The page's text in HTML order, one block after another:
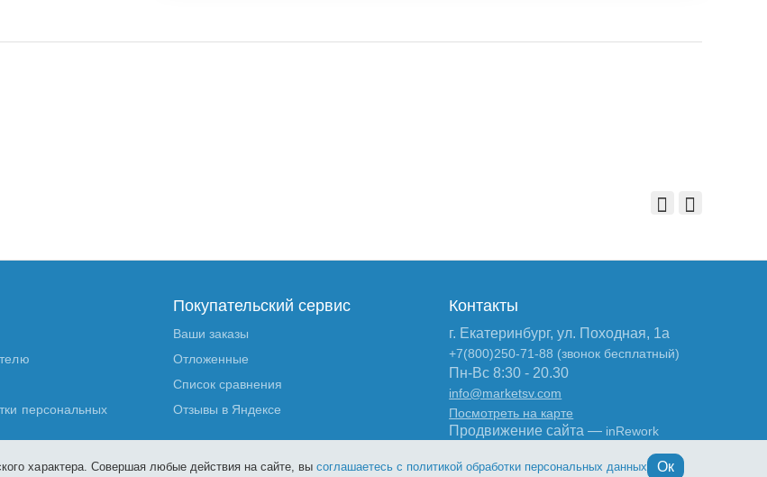
персональных
Покупательский сервис
Ваши заказы
Отложенные
Список сравнения
Отзывы в Яндексе
Контакты
г. Екатеринбург, ул. Походная, 1а
+7(800)250-71-88 (звонок бесплатный)
Пн-Вс 8:30 - 20.30
info@marketsv.com
Посмотреть на карте
Продвижение сайта — inRework
характера. Совершая любые действия на сайте, вы соглашаетесь с политикой обработки персональных данных Ок